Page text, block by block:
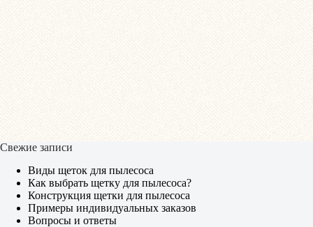
Свежие записи
Виды щеток для пылесоса
Как выбрать щетку для пылесоса?
Конструкция щетки для пылесоса
Примеры индивидуальных заказов
Вопросы и ответы